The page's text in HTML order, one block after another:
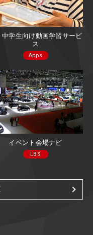
中学生向け動画学習サービ
ス
Apps
イベント会場ナビ
LBS